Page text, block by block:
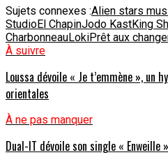
Sujets connexes :Alien stars
StudioEl ChapinJodo KastKing
CharbonneauLokiPrêt aux
À suivre
Loussa dévoile « Je t’emmène », un
orientales
À ne pas manquer
Dual-IT dévoile son single « Enweille »